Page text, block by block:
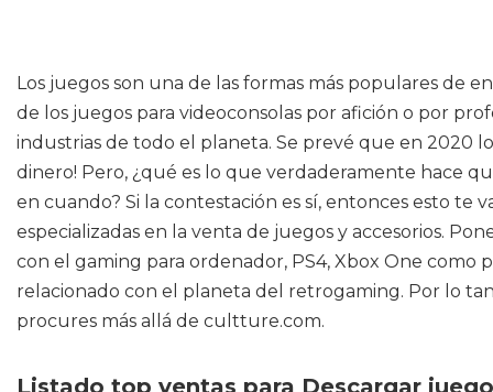
Los juegos son una de las formas más populares de
de los juegos para videoconsolas por afición o por
industrias de todo el planeta. Se prevé que en 2020
dinero! Pero, ¿qué es lo que verdaderamente hace
en cuando? Si la contestación es sí, entonces esto te
especializadas en la venta de juegos y accesorios.
con el gaming para ordenador, PS4, Xbox One como
relacionado con el planeta del retrogaming. Por lo
procures más allá de cultture.com.
Listado top ventas para Descargar